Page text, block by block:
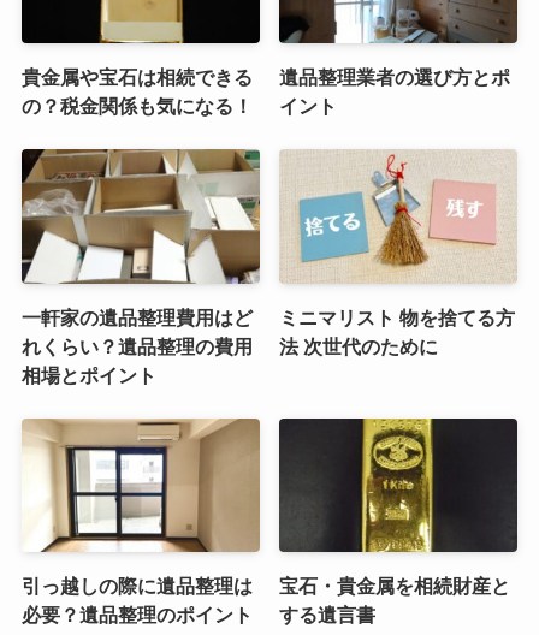
貴金属や宝石は相続できる
の？税金関係も気になる！
遺品整理業者の選び方とポ
イント
一軒家の遺品整理費用はど
れくらい？遺品整理の費用
相場とポイント
ミニマリスト 物を捨てる方
法 次世代のために
引っ越しの際に遺品整理は
必要？遺品整理のポイント
宝石・貴金属を相続財産と
する遺言書